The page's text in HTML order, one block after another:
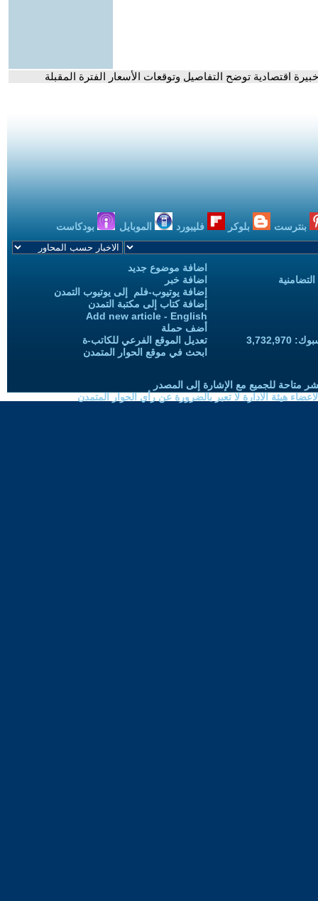
بنترست بلوكر فليبورد الموبايل بودكاست
اضافة موضوع جديد
اضافة خبر
إضافة يوتيوب-فلم إلى يوتيوب التمدن
إضافة كتاب إلى مكتبة التمدن
Add new article - English
أضف حملة
تعديل الموقع الفرعي للكاتب-ة
ابحث في موقع الحوار المتمدن
متاحة للجميع مع الإشارة إلى المصدر
هيئة الادارة لا تعبر بالضرورة عن رأي الحوار المتمدن